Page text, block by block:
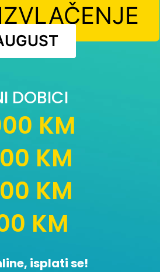
DOBICI
KM
KM
KM
KM
isplati se!